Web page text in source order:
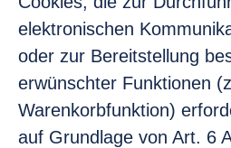
elektronischen
oder zur Bereitstellung
erwünschter Funktionen
Warenkorbfunktion)
auf Grundlage von Art. 6